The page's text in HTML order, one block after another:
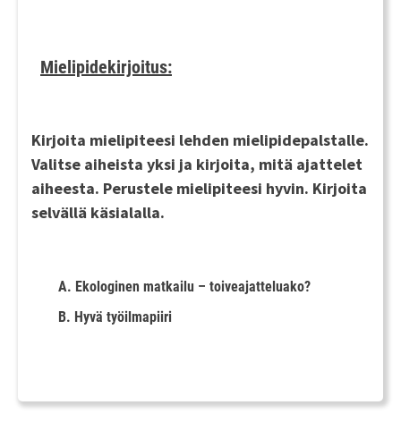
Mielipidekirjoitus:
Kirjoita mielipiteesi lehden mielipidepalstalle.
Valitse aiheista yksi ja kirjoita, mitä ajattelet
aiheesta. Perustele mielipiteesi hyvin. Kirjoita
selvällä käsialalla.
A. Ekologinen matkailu – toiveajatteluako?
B. Hyvä työilmapiiri